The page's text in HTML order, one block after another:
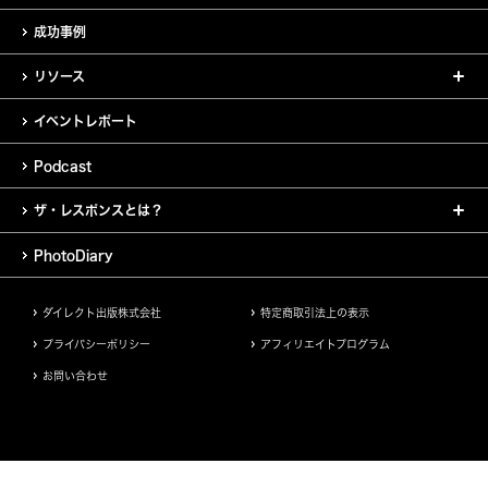
成功事例
リソース
イベントレポート
Podcast
ザ・レスポンスとは？
PhotoDiary
ダイレクト出版株式会社 特定商取引法上の表示
プライバシーポリシー アフィリエイトプログラム
お問い合わせ